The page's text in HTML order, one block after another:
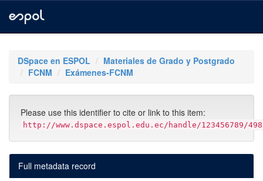
navigationDSpace en ESPOL
Materiales de Grado y Postgrado
FCNM
Exámenes-FCNM
Please use this identifier to cite or link to this item:
http://www.dspace.espol.edu.ec/handle/123456789/
Full metadata record